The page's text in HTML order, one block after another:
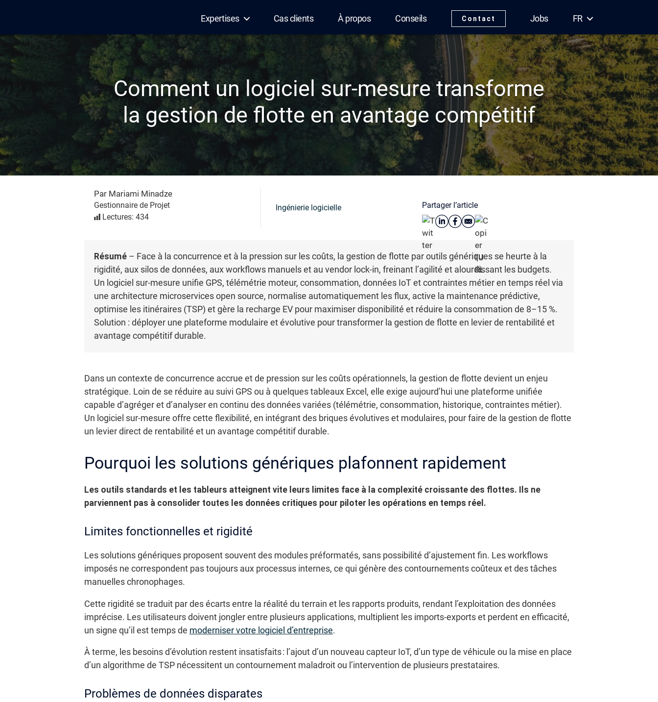
Expertises Cas clients À propos Conseils Contact Jobs FR
Comment un logiciel sur-mesure transforme
la gestion de flotte en avantage compétitif
Par Mariami Minadze
Gestionnaire de Projet
Lectures: 434
Ingénierie logicielle Partager l’article
Résumé – Face à la concurrence et à la pression sur les coûts, la gestion de flotte par outils génériques se heurte à la
rigidité, aux silos de données, aux workflows manuels et au vendor lock-in, freinant l’agilité et alourdissant les budgets.
Un logiciel sur-mesure unifie GPS, télémétrie moteur, consommation, données IoT et contraintes métier en temps réel via
une architecture microservices open source, normalise automatiquement les flux, active la maintenance prédictive,
optimise les itinéraires (TSP) et gère la recharge EV pour maximiser disponibilité et réduire la consommation de 8–15 %.
Solution : déployer une plateforme modulaire et évolutive pour transformer la gestion de flotte en levier de rentabilité et
avantage compétitif durable.
Dans un contexte de concurrence accrue et de pression sur les coûts opérationnels, la gestion de flotte devient un enjeu
stratégique. Loin de se réduire au suivi GPS ou à quelques tableaux Excel, elle exige aujourd’hui une plateforme unifiée
capable d’agréger et d’analyser en continu des données variées (télémétrie, consommation, historique, contraintes métier).
Un logiciel sur-mesure offre cette flexibilité, en intégrant des briques évolutives et modulaires, pour faire de la gestion de flotte
un levier direct de rentabilité et un avantage compétitif durable.
Pourquoi les solutions génériques plafonnent rapidement
Les outils standards et les tableurs atteignent vite leurs limites face à la complexité croissante des flottes. Ils ne
parviennent pas à consolider toutes les données critiques pour piloter les opérations en temps réel.
Limites fonctionnelles et rigidité
Les solutions génériques proposent souvent des modules préformatés, sans possibilité d’ajustement fin. Les workflows
imposés ne correspondent pas toujours aux processus internes, ce qui génère des contournements coûteux et des tâches
manuelles chronophages.
Cette rigidité se traduit par des écarts entre la réalité du terrain et les rapports produits, rendant l’exploitation des données
imprécise. Les utilisateurs doivent jongler entre plusieurs applications, multiplient les imports-exports et perdent en efficacité,
un signe qu’il est temps de moderniser votre logiciel d’entreprise.
À terme, les besoins d’évolution restent insatisfaits : l’ajout d’un nouveau capteur IoT, d’un type de véhicule ou la mise en place
d’un algorithme de TSP nécessitent un contournement maladroit ou l’intervention de plusieurs prestataires.
Problèmes de données disparates